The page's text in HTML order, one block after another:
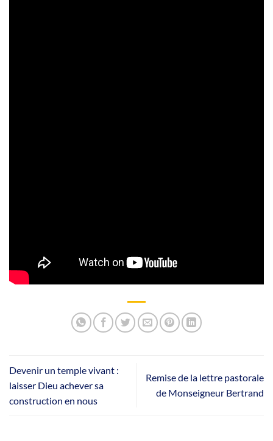
Devenir un temple vivant :
laisser Dieu achever sa
construction en nous
Remise de la lettre pastorale
de Monseigneur Bertrand